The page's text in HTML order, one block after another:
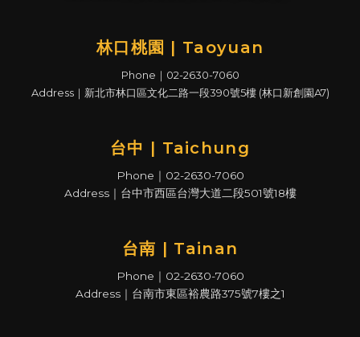
林口桃園 | Taoyuan
Phone｜02-2630-7060
Address｜新北市林口區文化二路一段390號5樓 (林口新創園A7)
台中 | Taichung
Phone｜02-2630-7060
Address｜台中市西區台灣大道二段501號18樓
台南 | Tainan
Phone｜02-2630-7060
Address｜台南市東區裕農路375號7樓之1